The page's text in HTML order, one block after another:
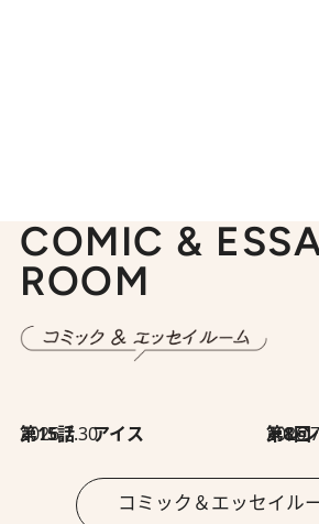
COMIC &
ROOM
2026.7.30
第15話 アイス 第8回「同人誌
コミック＆エッセイル